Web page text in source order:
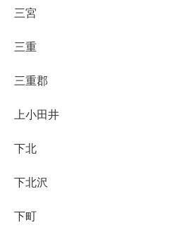
三宮
三重
三重郡
上小田井
下北
下北沢
下町